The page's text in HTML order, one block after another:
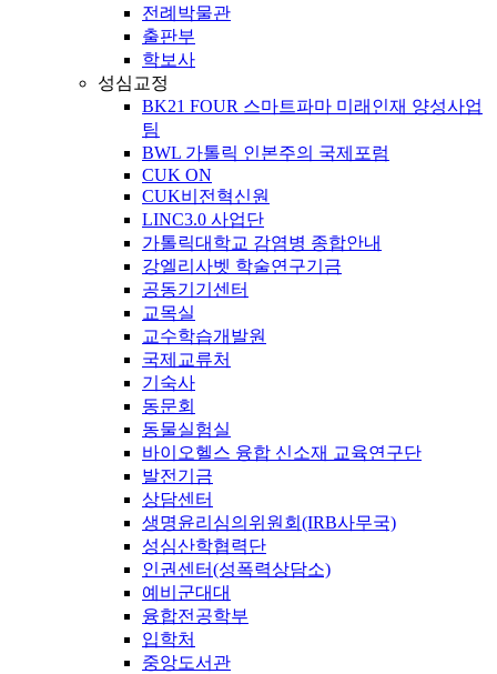
전례박물관
출판부
학보사
성심교정
BK21 FOUR 스마트파마 미래인재 양성사업
팀
BWL 가톨릭 인본주의 국제포럼
CUK ON
CUK비전혁신원
LINC3.0 사업단
가톨릭대학교 감염병 종합안내
강엘리사벳 학술연구기금
공동기기센터
교목실
교수학습개발원
국제교류처
기숙사
동문회
동물실험실
바이오헬스 융합 신소재 교육연구단
발전기금
상담센터
생명윤리심의위원회(IRB사무국)
성심산학협력단
인권센터(성폭력상담소)
예비군대대
융합전공학부
입학처
중앙도서관